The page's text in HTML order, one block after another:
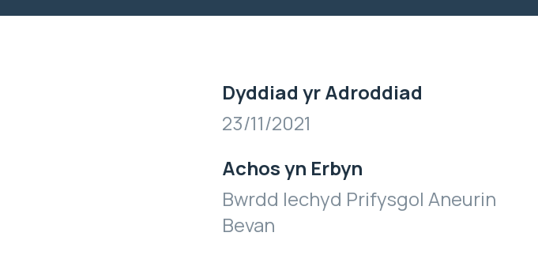
Dyddiad yr Adroddiad
23/11/2021
Achos yn Erbyn
Bwrdd Iechyd Prifysgol Aneurin
Bevan